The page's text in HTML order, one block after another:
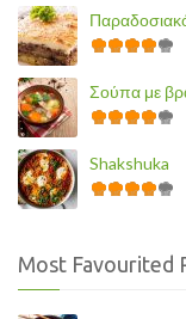
Σούπα με
Shakshuka
Most Favourited